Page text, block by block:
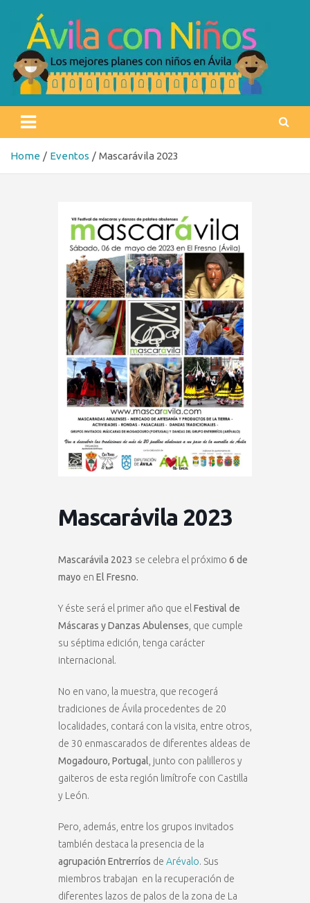
content
Ávila con niños
Home Eventos Mascarávila 2023
Mascarávila 2023
Mascarávila 2023 se celebra el próximo 6 de
mayo en El Fresno.
Y éste será el primer año que el Festival de
Máscaras y Danzas Abulenses , que cumple
su séptima edición, tenga carácter
internacional.
No en vano, la muestra, que recogerá
tradiciones de Ávila procedentes de 20
localidades, contará con la visita, entre otros,
de 30 enmascarados de diferentes aldeas de
Mogadouro, Portugal , junto con palilleros y
gaiteros de esta región limítrofe con Castilla
y León.
Pero, además, entre los grupos invitados
también destaca la presencia de la
agrupación Entrerríos de Arévalo. Sus
miembros trabajan en la recuperación de
diferentes lazos de palos de la zona de La